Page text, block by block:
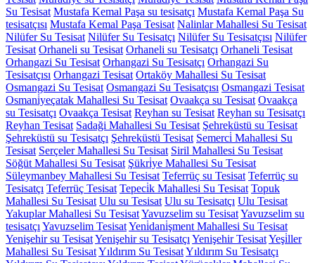
Su Tesisat Mustafa Kemal Paşa su tesisatçı Mustafa Kemal Paşa Su
tesisatçısı Mustafa Kemal Paşa Tesisat Nalinlar Mahallesi Su Tesisat
Nilüfer Su Tesisat Nilüfer Su Tesisatçı Nilüfer Su Tesisatçısı Nilüfer
Tesisat Orhaneli su Tesisat Orhaneli su Tesisatçı Orhaneli Tesisat
Orhangazi Su Tesisat Orhangazi Su Tesisatçı Orhangazi Su
Tesisatçısı Orhangazi Tesisat Ortaköy Mahallesi Su Tesisat
Osmangazi Su Tesisat Osmangazi Su Tesisatçısı Osmangazi Tesisat
Osmani̇yeçatak Mahallesi Su Tesisat Ovaakça su Tesisat Ovaakça
su Tesisatçı Ovaakça Tesisat Reyhan su Tesisat Reyhan su Tesisatçı
Reyhan Tesisat Sadaği Mahallesi Su Tesisat Şehreküstü su Tesisat
Şehreküstü su Tesisatçı Şehreküstü Tesisat Semerci̇ Mahallesi Su
Tesisat Serçeler Mahallesi Su Tesisat Siril Mahallesi Su Tesisat
Söğüt Mahallesi Su Tesisat Şükri̇ye Mahallesi Su Tesisat
Süleymanbey Mahallesi Su Tesisat Teferrüç su Tesisat Teferrüç su
Tesisatçı Teferrüç Tesisat Tepeci̇k Mahallesi Su Tesisat Topuk
Mahallesi Su Tesisat Ulu su Tesisat Ulu su Tesisatçı Ulu Tesisat
Yakuplar Mahallesi Su TesisatYavuzselim su TesisatYavuzselim su
tesisatçı Yavuzselim TesisatYeni̇dani̇şment Mahallesi Su Tesisat
Yenişehir su TesisatYenişehir su Tesisatçı Yenişehir TesisatYeşi̇ller
Mahallesi Su TesisatYıldırım Su TesisatYıldırım Su Tesisatçı